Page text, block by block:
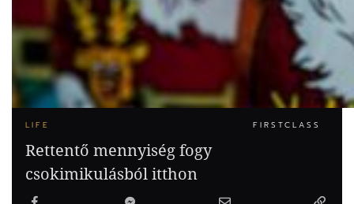
LIFE FIRSTCLASS
Rettentő mennyiség fogy
csokimikulásból itthon